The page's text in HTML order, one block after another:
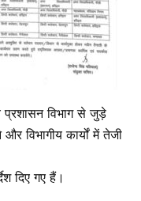
प्रशासन विभाग से जुड़े
विभागीय कार्यों में तेजी
दिए गए हैं।